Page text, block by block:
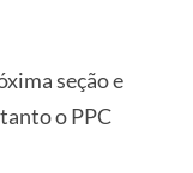
seção e
o PPC